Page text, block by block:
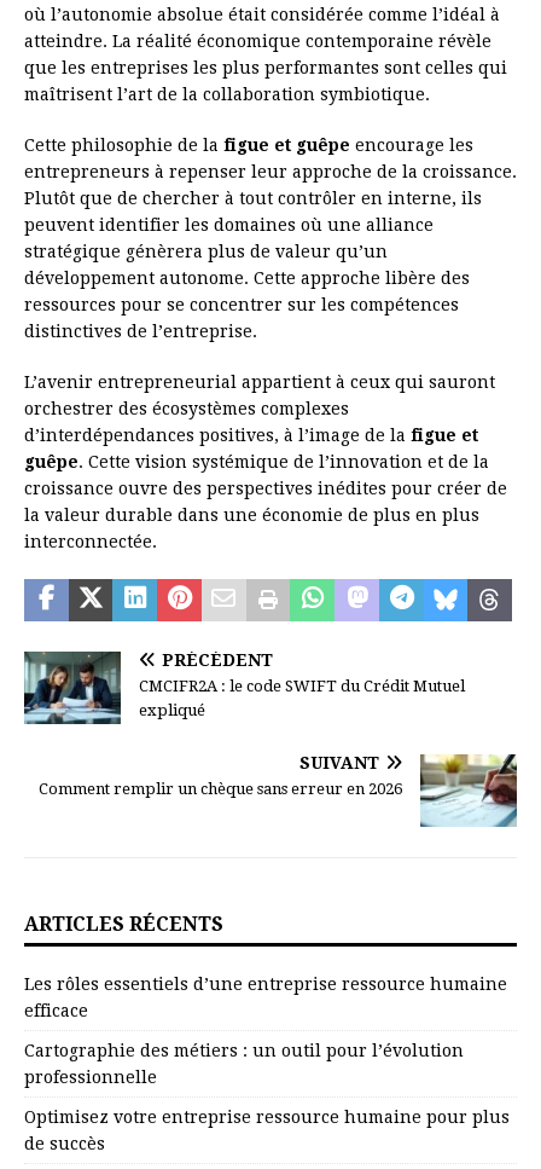
où l’autonomie absolue était considérée comme l’idéal à
atteindre. La réalité économique contemporaine révèle
que les entreprises les plus performantes sont celles qui
maîtrisent l’art de la collaboration symbiotique.
Cette philosophie de la figue et guêpe encourage les
entrepreneurs à repenser leur approche de la croissance.
Plutôt que de chercher à tout contrôler en interne, ils
peuvent identifier les domaines où une alliance
stratégique génèrera plus de valeur qu’un
développement autonome. Cette approche libère des
ressources pour se concentrer sur les compétences
distinctives de l’entreprise.
L’avenir entrepreneurial appartient à ceux qui sauront
orchestrer des écosystèmes complexes
d’interdépendances positives, à l’image de la figue et
guêpe. Cette vision systémique de l’innovation et de la
croissance ouvre des perspectives inédites pour créer de
la valeur durable dans une économie de plus en plus
interconnectée.
PRÉCÉDENT
CMCIFR2A : le code SWIFT du Crédit Mutuel
expliqué
SUIVANT
Comment remplir un chèque sans erreur en 2026
ARTICLES RÉCENTS
Les rôles essentiels d’une entreprise ressource humaine
efficace
Cartographie des métiers : un outil pour l’évolution
professionnelle
Optimisez votre entreprise ressource humaine pour plus
de succès